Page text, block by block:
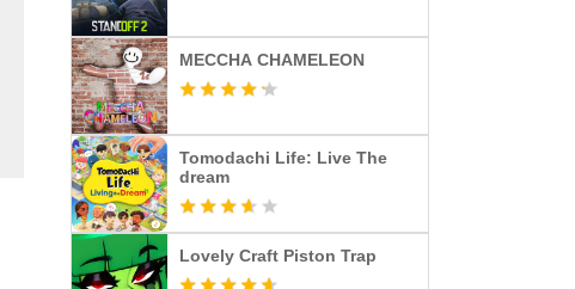
MECCHA CHAMELEON
Tomodachi Life: Live The
dream
Lovely Craft Piston Trap